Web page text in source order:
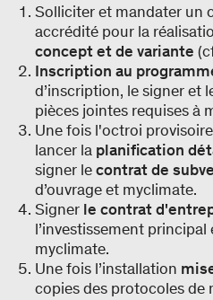
Solliciter et mandater un
accrédité pour la
concept et de variante
Inscription au
d’inscription, le signer et
pièces jointes requises à
Une fois l'octroi
lancer la planification
signer lecontrat de
d’ouvrage et myclimate.
Signer le contrat
l’investissement
myclimate.
Une fois l’installation
copies des protocoles de